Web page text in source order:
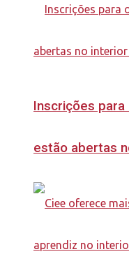
Inscrições para
estão abertas